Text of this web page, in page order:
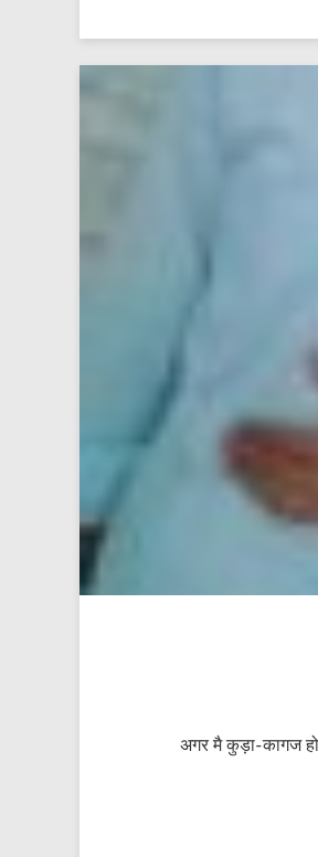
अगर मै कुड़ा-कागज